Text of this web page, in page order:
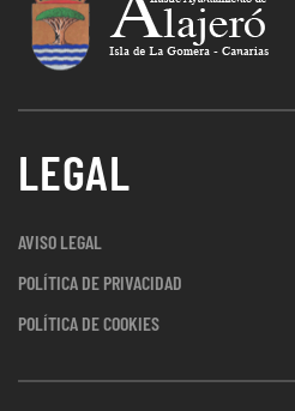
LEGAL
AVISO LEGAL
POLÍTICA DE PRIVACIDAD
POLÍTICA DE COOKIES